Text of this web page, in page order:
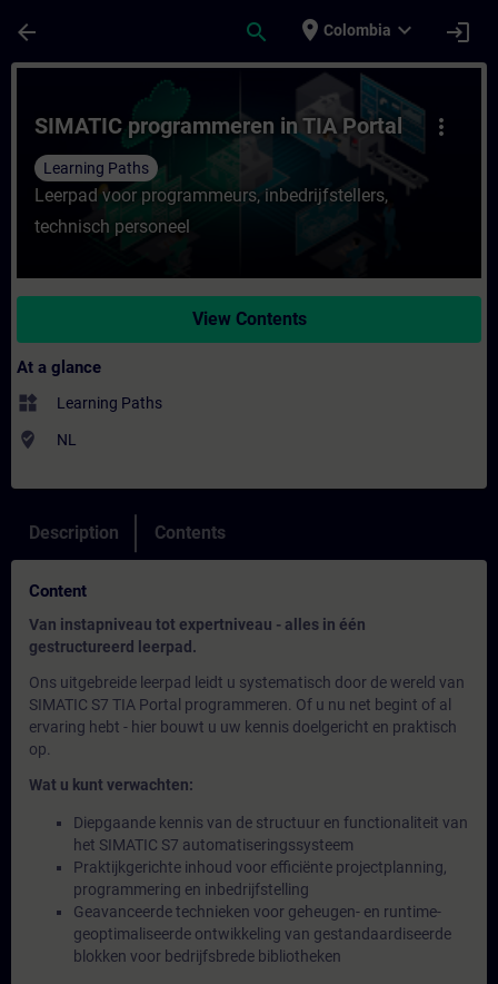
arrow_back search place Colombia expand_more login
Course - SIMATIC programmeren in TIA
more_vert
SIMATIC programmeren in TIA Portal
Learning Paths
Leerpad voor programmeurs, inbedrijfstellers,
technisch personeel
View Contents
At a glance
widgets Learning Paths
where_to_vote NL
Description Contents
Content
Van instapniveau tot expertniveau - alles in één
gestructureerd leerpad.
Ons uitgebreide leerpad leidt u systematisch door de wereld van
SIMATIC S7 TIA Portal programmeren. Of u nu net begint of al
ervaring hebt - hier bouwt u uw kennis doelgericht en praktisch
op.
Wat u kunt verwachten:
Diepgaande kennis van de structuur en functionaliteit van
het SIMATIC S7 automatiseringssysteem
Praktijkgerichte inhoud voor efficiënte projectplanning,
programmering en inbedrijfstelling
Geavanceerde technieken voor geheugen- en runtime-
geoptimaliseerde ontwikkeling van gestandaardiseerde
blokken voor bedrijfsbrede bibliotheken